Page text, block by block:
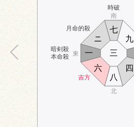
月命的殺
時破
暗剣殺
本命殺
吉方
南
北
東
八
九
一
ニ
三
四
六
七